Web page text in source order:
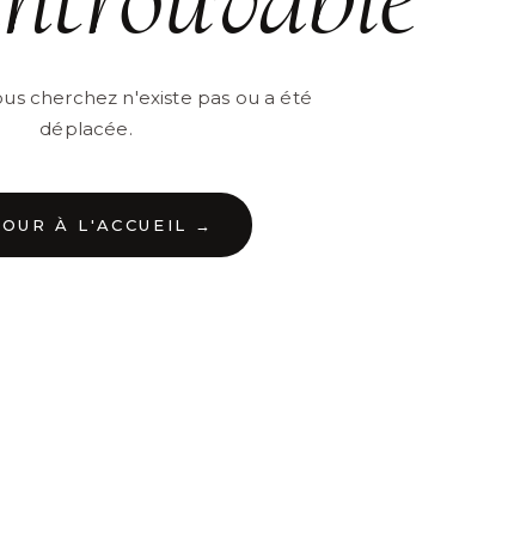
cherchez n'existe pas ou a été
déplacée.
À L'ACCUEIL →